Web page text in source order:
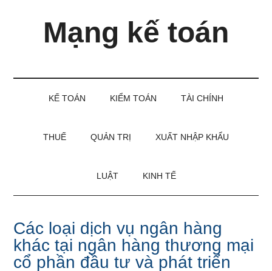
Mạng kế toán
KẾ TOÁN KIỂM TOÁN TÀI CHÍNH
THUẾ QUẢN TRỊ XUẤT NHẬP KHẨU
LUẬT KINH TẾ
Các loại dịch vụ ngân hàng
khác tại ngân hàng thương mại
cổ phần đầu tư và phát triển